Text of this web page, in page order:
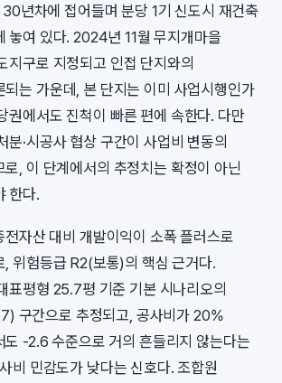
년차에 접어들며 분당 1기 신도시 재건축
놓여 있다. 2024년 11월 무지개마을
지구로 지정되고 인접 단지와의
되는 가운데, 본 단지는 이미 사업시행인가
권에서도 진척이 빠른 편에 속한다. 다만
분·시공사 협상 구간이 사업비 변동의
, 이 단계에서의 추정치는 확정이 아닌
한다.
자산 대비 개발이익이 소폭 플러스로
, 위험등급 R2(보통)의 핵심 근거다.
표평형 25.7평 기준 기본 시나리오의
구간으로 추정되고, 공사비가 20%
도 -2.6 수준으로 거의 흔들리지 않는다는
비 민감도가 낮다는 신호다. 조합원